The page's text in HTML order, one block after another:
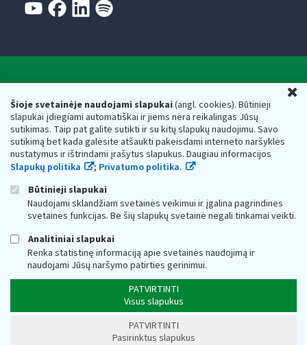
Šioje svetainėje naudojami slapukai(angl. cookies). Būtinieji
slapukai įdiegiami automatiškai ir jiems nėra reikalingas Jūsų
sutikimas. Taip pat galite sutikti ir su kitų slapukų naudojimu. Savo
sutikimą bet kada galėsite atšaukti pakeisdami interneto naršyklės
nustatymus ir ištrindami įrašytus slapukus. Daugiau informacijos
Slapukų politika
; Privatumo politika.
Būtinieji slapukai
Naudojami sklandžiam svetainės veikimui ir įgalina pagrindines
svetainės funkcijas. Be šių slapukų svetainė negali tinkamai veikti.
Analitiniai slapukai
Renka statistinę informaciją apie svetainės naudojimą ir
naudojami Jūsų naršymo patirties gerinimui.
PATVIRTINTI
Visus slapukus
PATVIRTINTI
Pasirinktus slapukus
Respublikos finansų ministerijos
Biudžetinė įstaiga. Juridinio asmens kodas — 188659752,
adresas: Vasario 16-osios g. 14, 01107 Vilnius, Lietuva, el.paštas:
vmi@vmi.lt, E. pristatymo dėžutės adresas 188659752
Duomenys apie Valstybinę mokesčių inspekciją prie Lietuvos
Respublikos finansų ministerijos kaupiami ir saugomi Juridinių